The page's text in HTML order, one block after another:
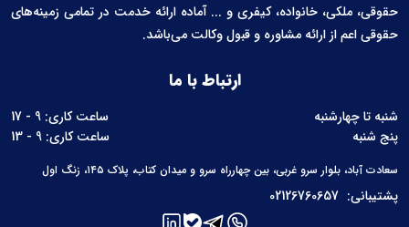
حقوقی، ملکی، خانواده، کیفری و ... آماده ارائه خدمت در تمامی زمینه‌های
حقوقی اعم از ارائه مشاوره و قبول وکالت می‌باشد.
ارتباط با ما
شنبه تا چهارشنبه
ساعت کاری: 9 - 17
پنج شنبه
ساعت کاری: 9 - 13
سعادت آباد، بلوار سرو غربی، بین چهارراه سرو و میدان کتاب، پلاک ۱۴۵، زنگ اول
پشتیبانی: 02126760657